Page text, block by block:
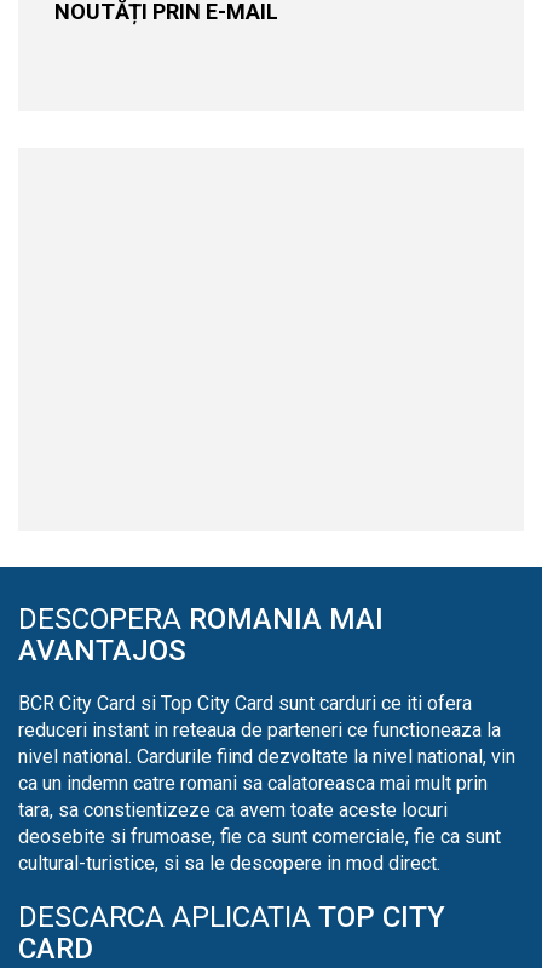
NOUTĂȚI PRIN E-MAIL
DESCOPERA ROMANIA MAI
AVANTAJOS
BCR City Card si Top City Card sunt carduri ce iti ofera
reduceri instant in reteaua de parteneri ce functioneaza la
nivel national. Cardurile fiind dezvoltate la nivel national, vin
ca un indemn catre romani sa calatoreasca mai mult prin
tara, sa constientizeze ca avem toate aceste locuri
deosebite si frumoase, fie ca sunt comerciale, fie ca sunt
cultural-turistice, si sa le descopere in mod direct.
DESCARCA APLICATIA TOP CITY
CARD